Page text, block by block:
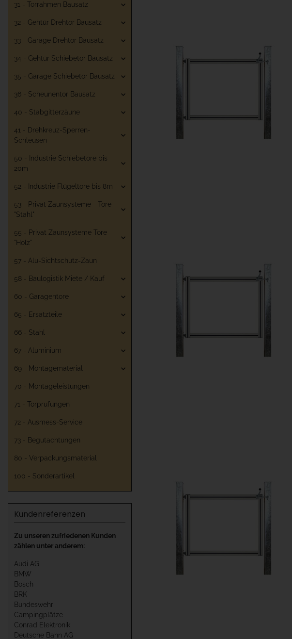
31 - Torrahmen Bausatz
32 - Gehtür Drehtor Bausatz
33 - Garage Drehtor Bausatz
34 - Gehtür Schiebetor Bausatz
35 - Garage Schiebetor Bausatz
36 - Scheunentor Bausatz
40 - Stabgitterzäune
41 - Drehkreuz-Sperren-
Schleusen
50 - Industrie Schiebetore bis
20m
52 - Industrie Flügeltore bis 8m
53 - Privat Zaunsysteme - Tore
"Stahl"
55 - Privat Zaunsysteme Tore
"Holz"
57 - Alu-Sichtschutz-Zaun
58 - Baulogistik Miete / Kauf
60 - Garagentore
65 - Ersatzteile
66 - Stahl
67 - Aluminium
69 - Montagematerial
70 - Montageleistungen
71 - Torprüfungen
72 - Ausmess-Service
73 - Begutachtungen
80 - Verpackungsmaterial
100 - Sonderartikel
Kundenreferenzen
Zu unseren zufriedenen Kunden
zählen unter anderem:
Audi AG
BMW
Bosch
BRK
Bundeswehr
Campingplätze
Conrad Elektronik
Deutsche Bahn AG